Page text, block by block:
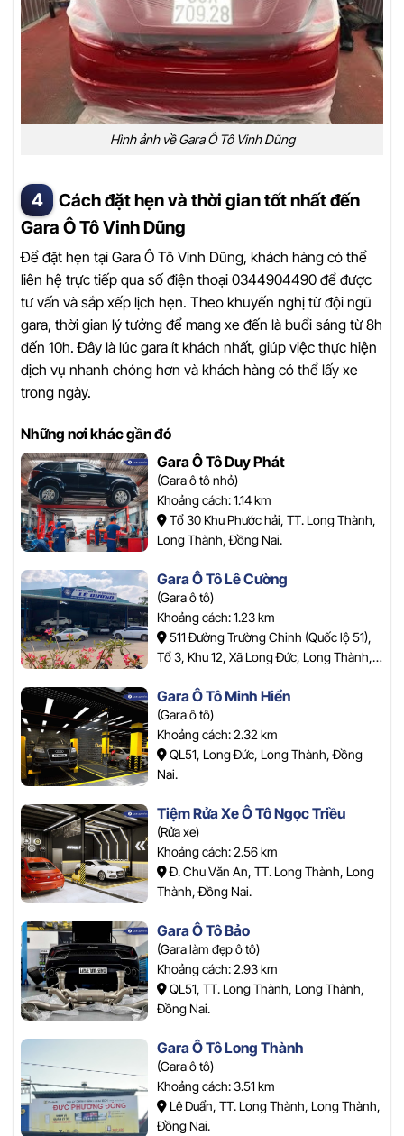
Hình ảnh về Gara Ô Tô Vinh Dũng
Cách đặt hẹn và thời gian tốt nhất đến
Gara Ô Tô Vinh Dũng
Để đặt hẹn tại Gara Ô Tô Vinh Dũng, khách hàng có thể
liên hệ trực tiếp qua số điện thoại 0344904490 để được
tư vấn và sắp xếp lịch hẹn. Theo khuyến nghị từ đội ngũ
gara, thời gian lý tưởng để mang xe đến là buổi sáng từ 8h
đến 10h. Đây là lúc gara ít khách nhất, giúp việc thực hiện
dịch vụ nhanh chóng hơn và khách hàng có thể lấy xe
trong ngày.
Những nơi khác gần đó
Gara Ô Tô Duy Phát
(Gara ô tô nhỏ)
Khoảng cách: 1.14 km
Tổ 30 Khu Phước hải, TT. Long Thành,
Long Thành, Đồng Nai.
Gara Ô Tô Lê Cường
(Gara ô tô)
Khoảng cách: 1.23 km
511 Đường Trường Chinh (Quốc lộ 51),
Tổ 3, Khu 12, Xã Long Đức, Long Thành,
Gara Ô Tô Minh Hiển
(Gara ô tô)
Khoảng cách: 2.32 km
QL51, Long Đức, Long Thành, Đồng
Nai.
Tiệm Rửa Xe Ô Tô Ngọc Triều
(Rửa xe)
Khoảng cách: 2.56 km
Đ. Chu Văn An, TT. Long Thành, Long
Thành, Đồng Nai.
Gara Ô Tô Bảo
(Gara làm đẹp ô tô)
Khoảng cách: 2.93 km
QL51, TT. Long Thành, Long Thành,
Đồng Nai.
Gara Ô Tô Long Thành
(Gara ô tô)
Khoảng cách: 3.51 km
Lê Duẩn, TT. Long Thành, Long Thành,
Đồng Nai.